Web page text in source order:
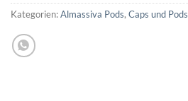
Kategorien:Almassiva Pods, Caps und Pods